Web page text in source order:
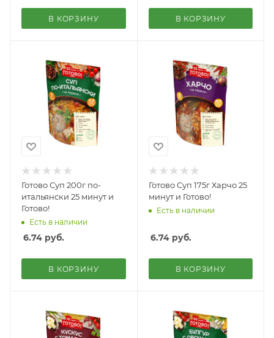
В КОРЗИНУ В КОРЗИНУ
Готово Суп 200г по-
итальянски 25 минут и
Готово!
Есть в наличии
6.74 руб.
В КОРЗИНУ
Готово Суп 175г Харчо 25
минут и Готово!
Есть в наличии
6.74руб.
В КОРЗИНУ